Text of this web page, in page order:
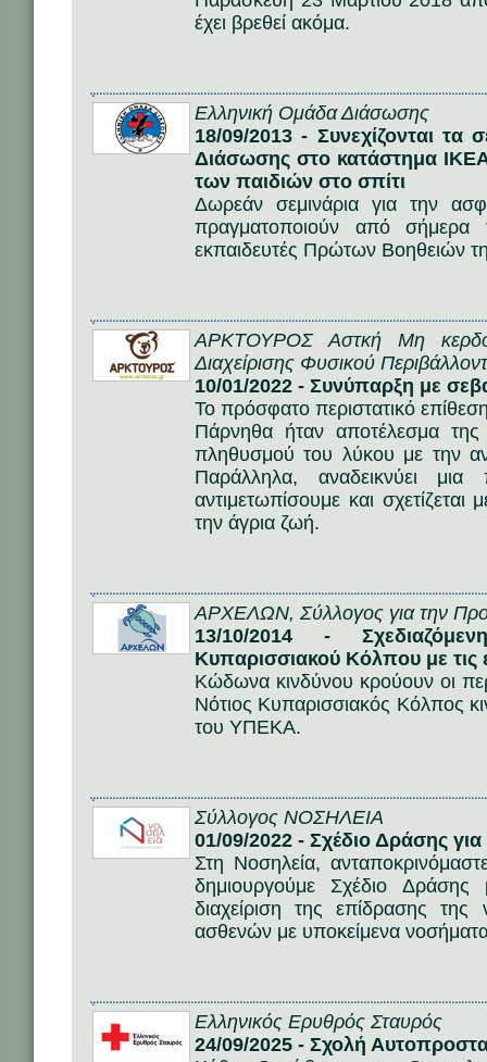
έχει βρεθεί ακόμα.
Ελληνική Ομάδα Διάσωσης
18/09/2013 - Συνεχίζονται τα
Διάσωσης στο κατάστημα
των παιδιών στο σπίτι
Δωρεάν σεμινάρια για την
πραγματοποιούν από
εκπαιδευτές Πρώτων Βοηθειών
ΑΡΚΤΟΥΡΟΣ Αστκή Μη
Διαχείρισης Φυσικού
10/01/2022 - Συνύπαρξη με
Το πρόσφατο περιστατικό
Πάρνηθα ήταν αποτέλεσμα της
πληθυσμού του λύκου με την
Παράλληλα, αναδεικνύει
αντιμετωπίσουμε και
την άγρια ζωή.
ΑΡΧΕΛΩΝ, Σύλλογος για την
13/10/2014 -
Κυπαρισσιακού Κόλπου με
Κώδωνα κινδύνου κρούουν οι
Νότιος Κυπαρισσιακός Κόλπος
του ΥΠΕΚΑ.
Σύλλογος ΝΟΣΗΛΕΙΑ
01/09/2022 - Σχέδιο Δράσης
Στη Νοσηλεία,
δημιουργούμε Σχέδιο
διαχείριση της επίδρασης
ασθενών με υποκείμενα
Ελληνικός Ερυθρός Σταυρός
24/09/2025 - Σχολή